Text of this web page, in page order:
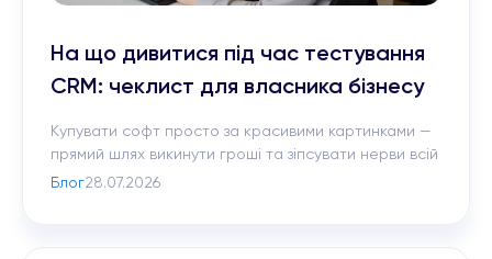
На що дивитися під час тестування
CRM: чеклист для власника бізнесу
Купувати софт просто за красивими картинками —
прямий шлях викинути гроші та зіпсувати нерви всій
команді. Зазвичай усе закінчується однаково:
Блог28.07.2026